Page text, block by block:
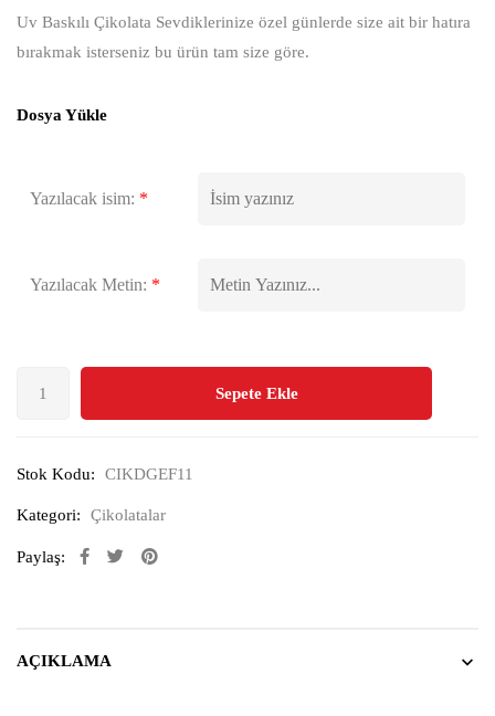
Uv Baskılı Çikolata Sevdiklerinize özel günlerde size ait bir hatıra
bırakmak isterseniz bu ürün tam size göre.
Dosya Yükle
Yazılacak isim: *
Yazılacak Metin: *
Sepete Ekle
Stok Kodu: CIKDGEF11
Kategori: Çikolatalar
Paylaş:
AÇIKLAMA